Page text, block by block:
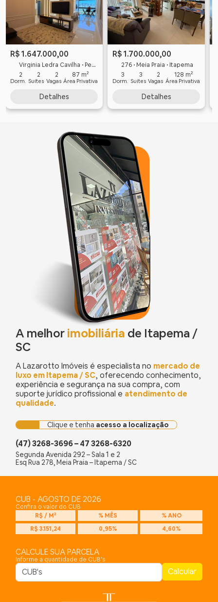
R$ 1.647.000,00
Virginia Ledra Cavilha • Perequê • Porto Belo
2
Dorm.
2
Suítes
2
Vagas
87 m²
Área Privativa
Detalhes
R$ 1.700.000,00
276 • Meia Praia • Itapema
3
Dorm.
3
Suítes
2
Vagas
128 m²
Área Privativa
Detalhes
A melhorimobiliária de Itapema /
SC
A Lazarotto Imóveis é especialista no mercado de
luxo em Itapema / SC, oferecendo conhecimento,
experiência e segurança na sua compra, com
suporte jurídico profissional e atendimento de
qualidade.
Clique e tenha acesso a localização
(47) 3268-3696 – 47 3268-6320
Segunda Avenida 292 – Sala 1 e 2
Esq Rua 278, Meia Praia – Itapema / SC
CUB - AGOSTO DE 2026
Confira o valor do CUB
R$ / M²
% MÊS
% ANO
R$ 3.151,24
0,95% 4,60%
CALCULE SUA PARCELA
Informe a quantidade de CUB's
Calcular